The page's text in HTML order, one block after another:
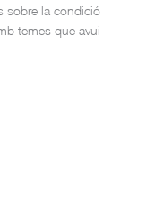
sobre la condició
temes que avui